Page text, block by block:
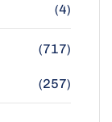
(4)
(717)
(257)